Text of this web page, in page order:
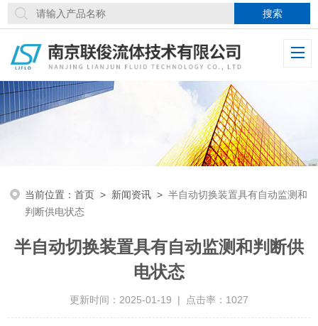
当前位置：首页 > 新闻资讯 >半自动切换装置具有自动监测和
判断供电状态
半自动切换装置具有自动监测和判断供
电状态
更新时间：2025-01-19 | 点击率：1027